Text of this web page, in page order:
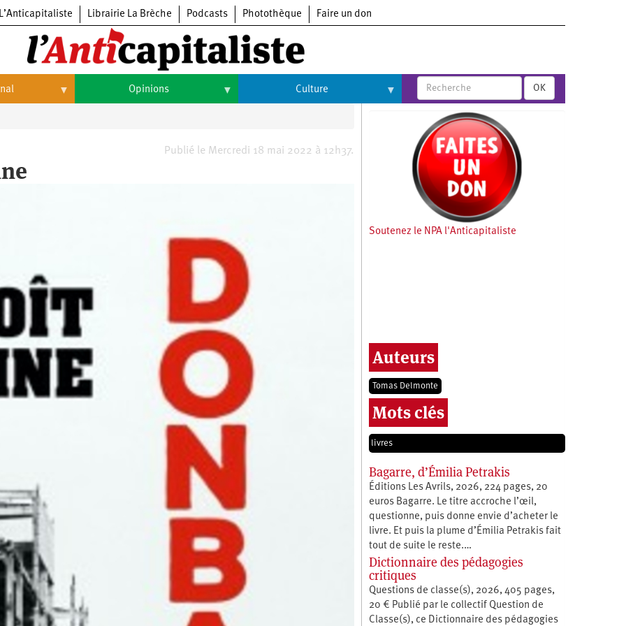
L’Anticapitaliste Librairie La Brèche Podcasts Photothèque Faire un don
Opinions Culture
Arts
OK
Publié le Mercredi 18 mai 2022 à 12h37.
Soutenez le NPA l'Anticapitaliste
Auteurs
Tomas Delmonte
Mots clés
livres
Bagarre, d’Émilia Petrakis
Éditions Les Avrils, 2026, 224 pages, 20
euros Bagarre. Le titre accroche l’œil,
questionne, puis donne envie d’acheter le
livre. Et puis la plume d’Émilia Petrakis fait
tout de suite le reste.…
Dictionnaire des pédagogies
critiques
Questions de classe(s), 2026, 405 pages,
20 € Publié par le collectif Question de
Classe(s), ce Dictionnaire des pédagogies